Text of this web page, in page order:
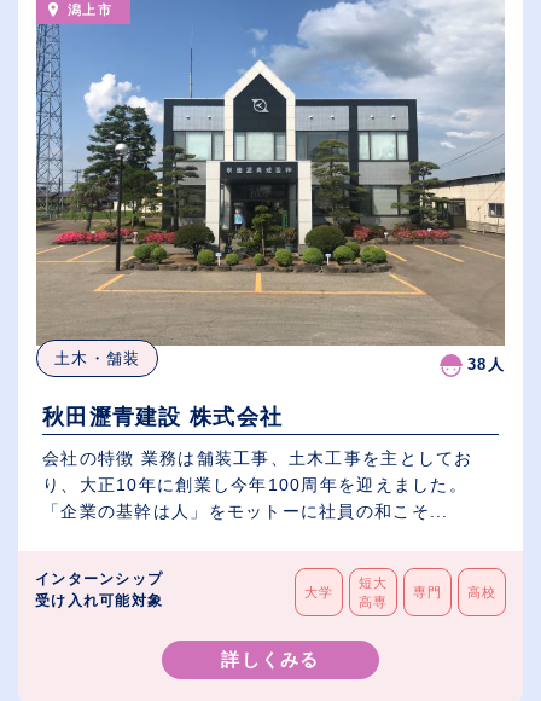
潟上市
土木・舗装 38人
秋田瀝青建設 株式会社
会社の特徴 業務は舗装工事、土木工事を主としてお
り、大正10年に創業し今年100周年を迎えました。
「企業の基幹は人」をモットーに社員の和こそ...
インターンシップ
受け入れ可能対象
大学
短大
高専
専門 高校
詳しくみる